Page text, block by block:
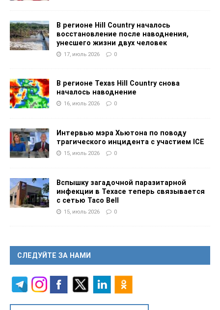
В регионе Hill Country началось
восстановление после наводнения,
унесшего жизни двух человек
17, июль 2026 0
В регионе Texas Hill Country снова
началось наводнение
16, июль 2026 0
Интервью мэра Хьютона по поводу
трагического инцидента с участием ICE
15, июль 2026 0
Вспышку загадочной паразитарной
инфекции в Техасе теперь связывается
с сетью Taco Bell
15, июль 2026 0
СЛЕДУЙТЕ ЗА НАМИ